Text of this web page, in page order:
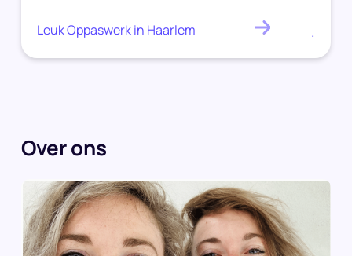
Leuk Oppaswerk in Haarlem .
Over ons